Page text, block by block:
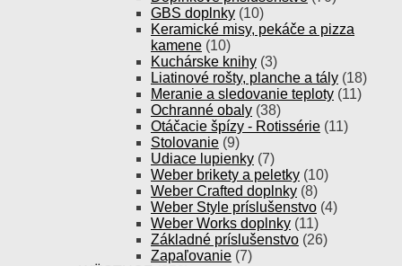
GBS doplnky (10)
Keramické misy, pekáče a pizza
kamene (10)
Kuchárske knihy (3)
Liatinové rošty, planche a tály (18)
Meranie a sledovanie teploty (11)
Ochranné obaly (38)
Otáčacie špízy - Rotissérie (11)
Stolovanie (9)
Udiace lupienky (7)
Weber brikety a peletky (10)
Weber Crafted doplnky (8)
Weber Style príslušenstvo (4)
Weber Works doplnky (11)
Základné príslušenstvo (26)
Zapaľovanie (7)